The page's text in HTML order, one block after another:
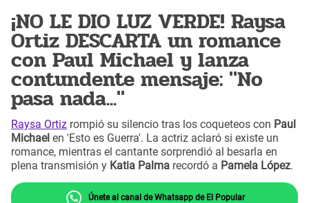
¡NO LE DIO LUZ VERDE! Raysa
Ortiz DESCARTA un romance
con Paul Michael y lanza
contundente mensaje: "No
pasa nada..."
Raysa Ortiz rompió su silencio tras los coqueteos con Paul
Michael en 'Esto es Guerra'. La actriz aclaró si existe un
romance, mientras el cantante sorprendió al besarla en
plena transmisión y Katia Palma recordó a Pamela López.
Únete al canal de Whatsapp de El Popular